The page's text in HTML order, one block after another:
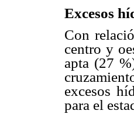
Excesos
Con
centro y
apta (27
excesos
para el